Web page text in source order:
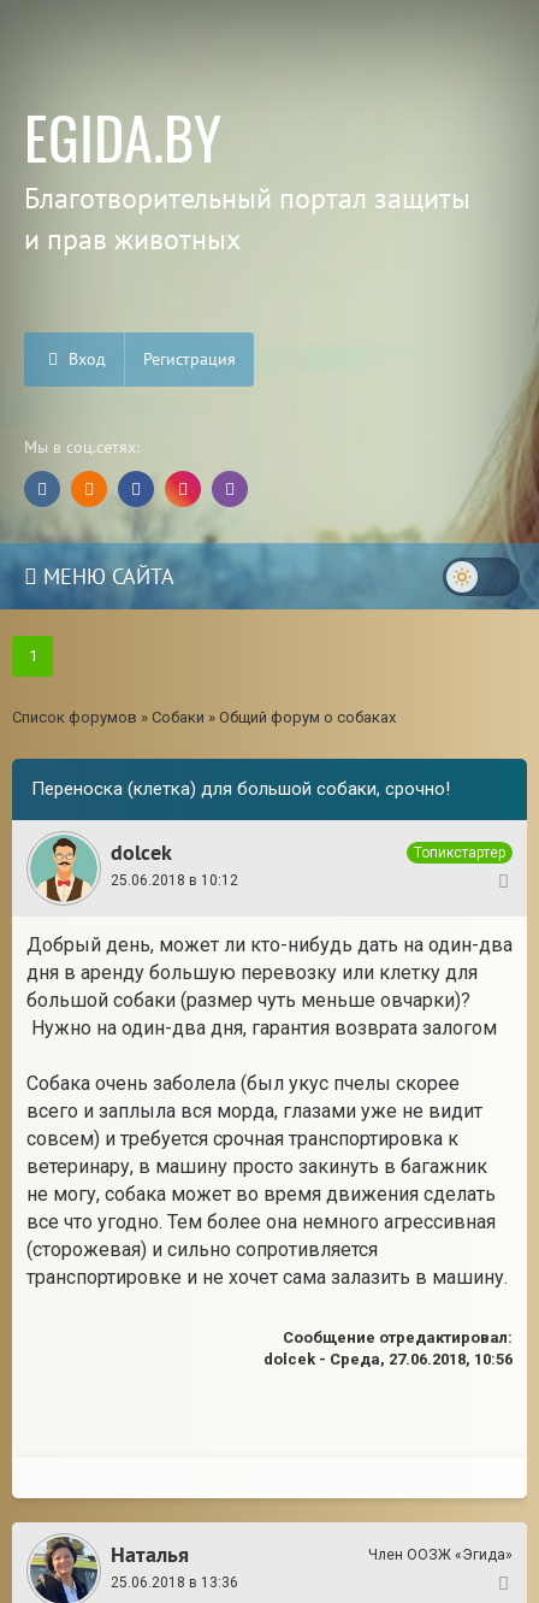
EGIDA.BY
Благотворительный портал защиты
и прав животных
Вход Регистрация
Мы в соц.сетях:
МЕНЮ САЙТА
1
Список форумов » Собаки » Общий форум о собаках
Переноска (клетка) для большой собаки, срочно!
dolcek
Топикстартер
25.06.2018 в 10:12
Добрый день, может ли кто-нибудь дать на один-два
дня в аренду большую перевозку или клетку для
большой собаки (размер чуть меньше овчарки)?
Нужно на один-два дня, гарантия возврата залогом
Собака очень заболела (был укус пчелы скорее
всего и заплыла вся морда, глазами уже не видит
совсем) и требуется срочная транспортировка к
ветеринару, в машину просто закинуть в багажник
не могу, собака может во время движения сделать
все что угодно. Тем более она немного агрессивная
(сторожевая) и сильно сопротивляется
транспортировке и не хочет сама залазить в машину.
Сообщение отредактировал:
dolcek - Среда, 27.06.2018, 10:56
Наталья
Член ООЗЖ «Эгида»
25.06.2018 в 13:36